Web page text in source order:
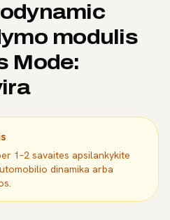
modulis
Mode:
1–2 savaites apsilankykite
dinamika arba